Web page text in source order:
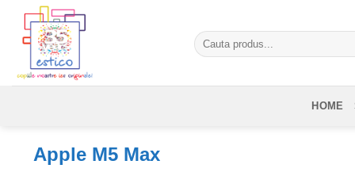
content
Caută
după:
HOME
Apple M5 Max